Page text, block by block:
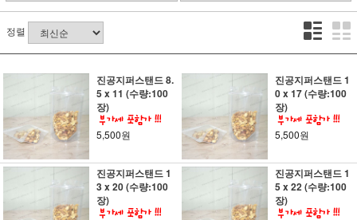
정렬
진공지퍼스탠드 8.
5 x 11 (수량:100
장)
5,500원
진공지퍼스탠드 1
0 x 17 (수량:100
장)
5,500원
진공지퍼스탠드 1
3 x 20 (수량:100
장)
진공지퍼스탠드 1
5 x 22 (수량:100
장)